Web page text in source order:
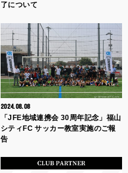
了について
2024.08.08
「JFE地域連携会 30周年記念」福山
シティFC サッカー教室実施のご報
告